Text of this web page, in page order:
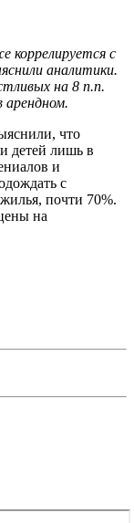
коррелируется с
аналитики.
на 8 п.п.
что
детей лишь в
и
с
почти 70%.
на